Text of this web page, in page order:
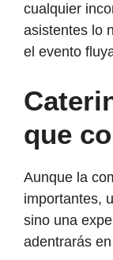
cualquier
asistentes lo
el evento
que
Aunque la
importantes,
sino una
adentrarás